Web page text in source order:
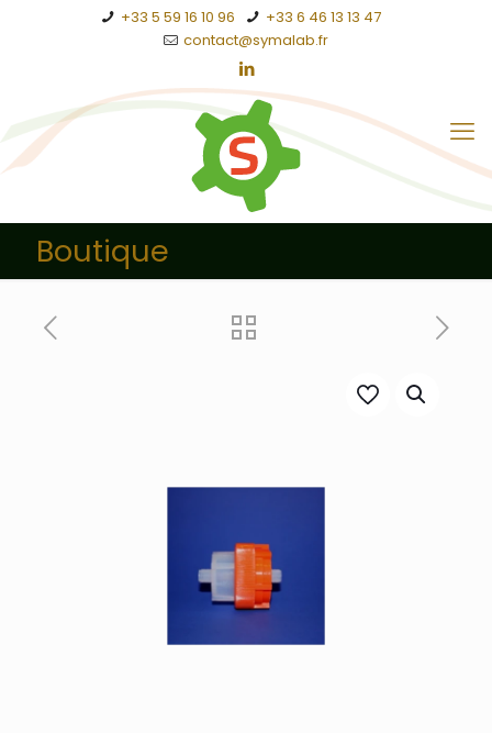
+33 5 59 16 10 96
+33 6 46 13 13 47
contact@symalab.fr
Boutique